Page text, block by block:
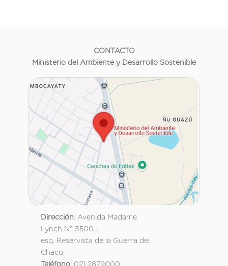
CONTACTO
Ministerio del Ambiente y Desarrollo Sostenible
Dirección: Avenida Madame
Lynch N° 3500.
esq. Reservista de la Guerra del
Chaco.
Teléfono: 021 2879000